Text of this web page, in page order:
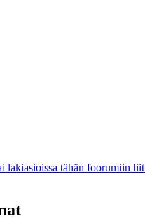
lakiasioissa tähän foorumiin